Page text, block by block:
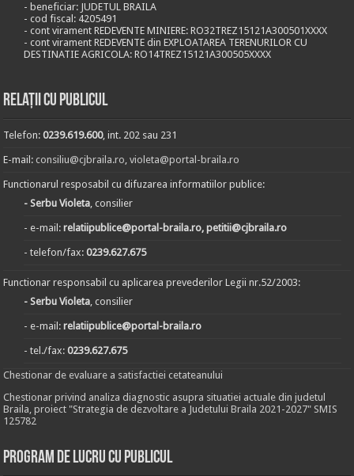
- beneficiar: JUDETUL BRAILA
- cod fiscal: 4205491
- cont virament REDEVENTE MINIERE: RO32TREZ15121A300501XXXX
- cont virament REDEVENTE din EXPLOATAREA TERENURILOR CU
DESTINATIE AGRICOLA: RO14TREZ15121A300505XXXX
Relații cu publicul
Telefon:0239.619.600, int. 202 sau 231
E-mail:consiliu@cjbraila.ro,violeta@portal-braila.ro
Functionarul resposabil cu difuzarea informatiilor publice:
- Serbu Violeta, consilier
- e-mail:relatiipublice@portal-braila.ro, petitii@cjbraila.ro
- telefon/fax:0239.627.675
Functionar responsabil cu aplicarea prevederilor Legii nr.52/2003:
- Serbu Violeta, consilier
- e-mail:relatiipublice@portal-braila.ro
- tel./fax:0239.627.675
Chestionar de evaluare a satisfactiei cetateanului
Chestionar privind analiza diagnostic asupra situatiei actuale din judetul
Braila, proiect "Strategia de dezvoltare a Judetului Braila 2021-2027" SMIS
125782
Program de lucru cu publicul